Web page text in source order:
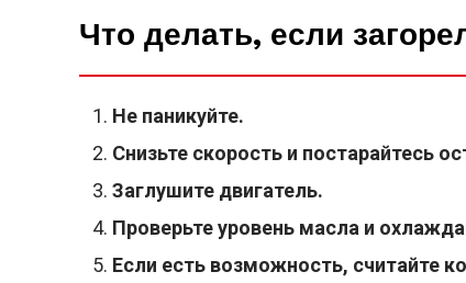
Что делать, если
Не паникуйте.
Снизьте скорость и постарайтесь
Заглушите двигатель.
Проверьте уровень масла и
Если есть возможность, считайте